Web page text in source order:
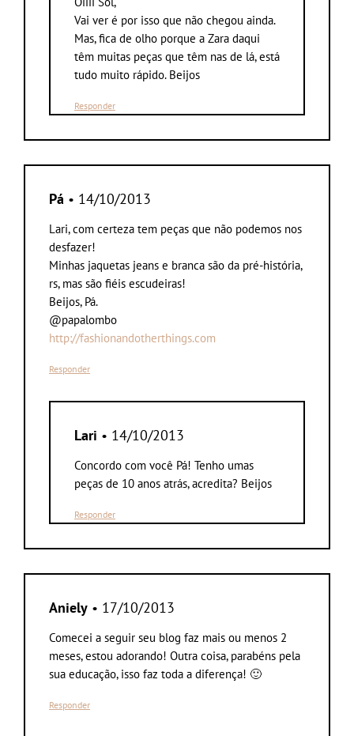
Vai ver é por isso que não chegou ainda.
Mas, fica de olho porque a Zara daqui
têm muitas peças que têm nas de lá, está
tudo muito rápido. Beijos
Responder
Pá • 14/10/2013
Lari, com certeza tem peças que não podemos nos
desfazer!
Minhas jaquetas jeans e branca são da pré-história,
rs, mas são fiéis escudeiras!
Beijos, Pá.
@papalombo
http://fashionandotherthings.com
Responder
Lari • 14/10/2013
Concordo com você Pá! Tenho umas
peças de 10 anos atrás, acredita? Beijos
Responder
Aniely • 17/10/2013
Comecei a seguir seu blog faz mais ou menos 2
meses, estou adorando! Outra coisa, parabéns pela
sua educação, isso faz toda a diferença! 🙂
Responder